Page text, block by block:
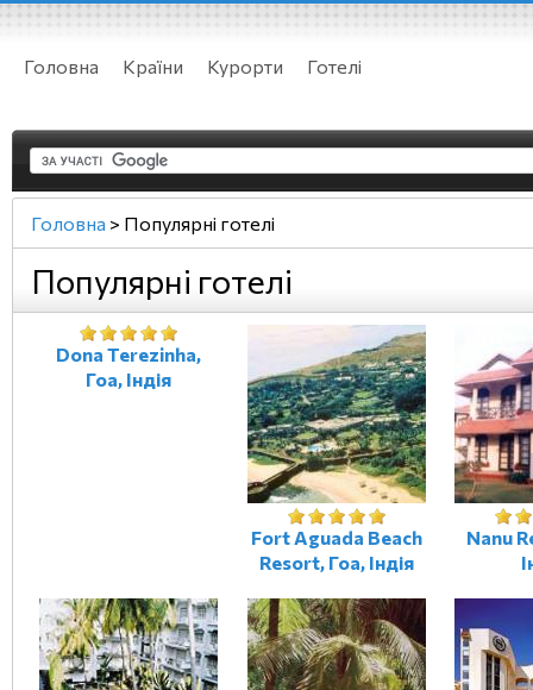
Головна Країни Курорти Готелі
Головна > Популярні готелі
Популярні готелі
Dona Terezinha,
Гоа, Індія
Fort Aguada Beach
Resort, Гоа, Індія
Nanu